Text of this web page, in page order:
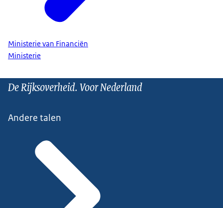
Ministerie van Financiën
Ministerie
De Rijksoverheid. Voor Nederland
Andere talen